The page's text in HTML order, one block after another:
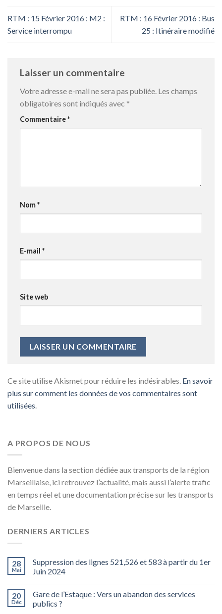
RTM : 15 Février 2016 : M2 :
Service interrompu
RTM : 16 Février 2016 : Bus
25 : Itinéraire modifié
Laisser un commentaire
Votre adresse e-mail ne sera pas publiée. Les champs
obligatoires sont indiqués avec *
Commentaire*
Nom*
E-mail *
Site web
Ce site utilise Akismet pour réduire les indésirables. En savoir
plus sur comment les données de vos commentaires sont
utilisées.
A PROPOS DE NOUS
Bienvenue dans la section dédiée aux transports de la région
Marseillaise, ici retrouvez l’actualité, mais aussi l’alerte trafic
en temps réel et une documentation précise sur les transports
de Marseille.
DERNIERS ARTICLES
28
Mai
Suppression des lignes 521,526 et 583 à partir du 1er
Juin 2024
20
Déc
Gare de l’Estaque : Vers un abandon des services
publics ?